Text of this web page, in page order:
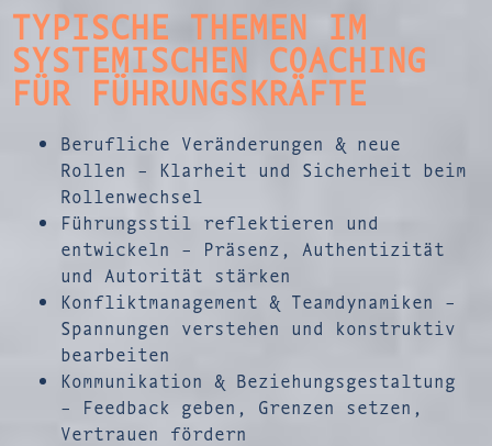
TYPISCHE THEMEN IM
SYSTEMISCHEN COACHING
FÜR FÜHRUNGSKRÄFTE
Berufliche Veränderungen & neue
Rollen – Klarheit und Sicherheit beim
Rollenwechsel
Führungsstil reflektieren und
entwickeln – Präsenz, Authentizität
und Autorität stärken
Konfliktmanagement & Teamdynamiken –
Spannungen verstehen und konstruktiv
bearbeiten
Kommunikation & Beziehungsgestaltung
– Feedback geben, Grenzen setzen,
Vertrauen fördern